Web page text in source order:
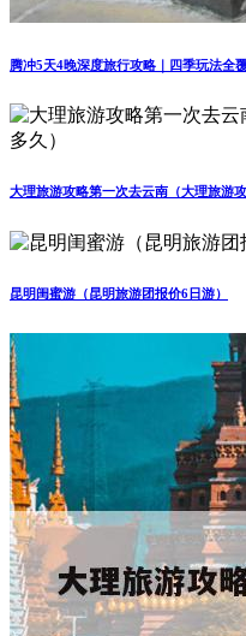
腾冲5天4晚深度旅行攻略｜四季玩法全
大理旅游攻略第一次去云南（大理旅游
昆明闺蜜游（昆明旅游团报价6日游）